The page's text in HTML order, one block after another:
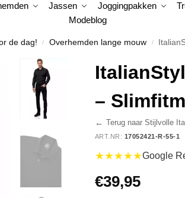
Jassen Joggingpakken
Modeblog
de dag! / Overhemden lange mouw /
–
← Terug naar Stijlvolle
ART.NR: 17052421-R-55-1
★★★★★Google
€39,95